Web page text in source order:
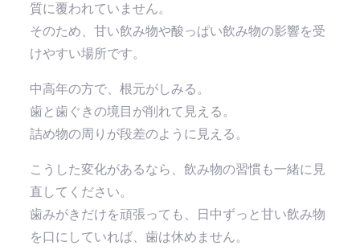
質に覆われていません。
そのため、甘い飲み物や酸っぱい飲み物の影響を受
けやすい場所です。
中高年の方で、根元がしみる。
歯と歯ぐきの境目が削れて見える。
詰め物の周りが段差のように見える。
こうした変化があるなら、飲み物の習慣も一緒に見
直してください。
歯みがきだけを頑張っても、日中ずっと甘い飲み物
を口にしていれば、歯は休めません。